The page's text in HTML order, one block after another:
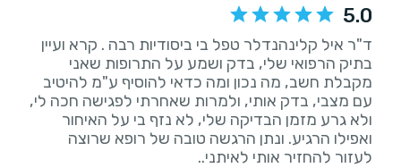
5.0
ד"ר איל קלינהנדלר טפל בי ביסודיות רבה . קרא ועיין
בתיק הרפואי שלי, בדק ושמע על התרופות שאני
מקבלת חשב, מה נכון ומה כדאי להוסיף ע"מ להיטיב
עם מצבי, בדק אותי, ולמרות שאחרתי לפגישה חכה לי,
ולא גרע מזמן הבדיקה שלי, לא נזף בי על האיחור
ואפילו הרגיע. ונתן הרגשה טובה של רופא שרוצה
לעזור להחזיר אותי לאיתני..